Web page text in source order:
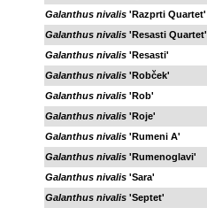
Galanthus nivalis 'Razprti Quartet'
Galanthus nivalis 'Resasti Quartet'
Galanthus nivalis 'Resasti'
Galanthus nivalis 'Robček'
Galanthus nivalis 'Rob'
Galanthus nivalis 'Roje'
Galanthus nivalis 'Rumeni A'
Galanthus nivalis 'Rumenoglavi'
Galanthus nivalis 'Sara'
Galanthus nivalis 'Septet'